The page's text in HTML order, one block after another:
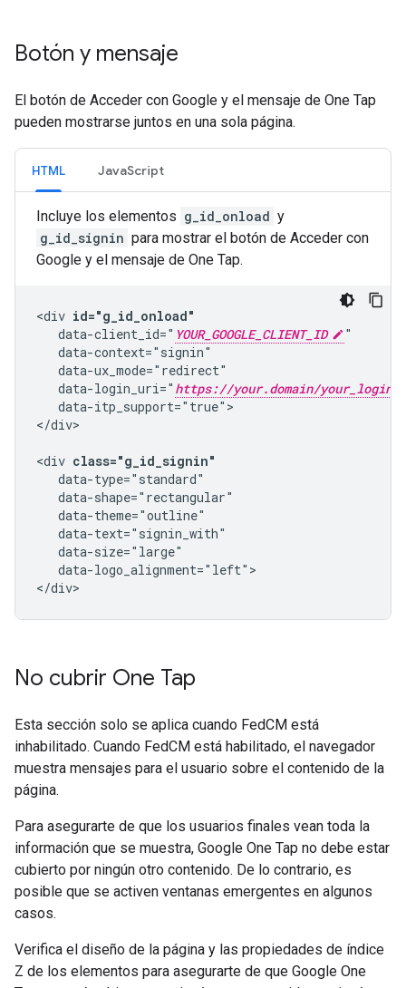
Botón y mensaje
El botón de Acceder con Google y el mensaje de One Tap
pueden mostrarse juntos en una sola página.
HTML JavaScript
Incluye los elementos g_id_onload y
g_id_signin para mostrar el botón de Acceder con
Google y el mensaje de One Tap.
<div id="g_id_onload"
   data-client_id="
YOUR_GOOGLE_CLIENT_ID
"
   data-context="signin"
   data-ux_mode="redirect"
   data-login_uri="
https://your.domain/
   data-itp_support="true">
</div>
<div class="g_id_signin"
   data-type="standard"
   data-shape="rectangular"
   data-theme="outline"
   data-text="signin_with"
   data-size="large"
   data-logo_alignment="left">
No cubrir One Tap
Esta sección solo se aplica cuando FedCM está
inhabilitado. Cuando FedCM está habilitado, el navegador
muestra mensajes para el usuario sobre el contenido de la
página.
Para asegurarte de que los usuarios finales vean toda la
información que se muestra, Google One Tap no debe estar
cubierto por ningún otro contenido. De lo contrario, es
posible que se activen ventanas emergentes en algunos
casos.
Verifica el diseño de la página y las propiedades de índice
Z de los elementos para asegurarte de que Google One